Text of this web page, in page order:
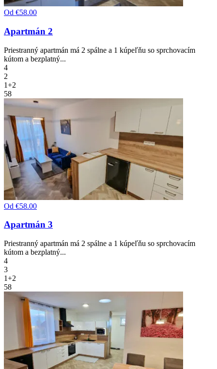
Od €58.00
Apartmán 2
Priestranný apartmán má 2 spálne a 1 kúpeľňu so sprchovacím
kútom a bezplatný...
4
2
1+2
58
Od €58.00
Apartmán 3
Priestranný apartmán má 2 spálne a 1 kúpeľňu so sprchovacím
kútom a bezplatný...
4
3
1+2
58